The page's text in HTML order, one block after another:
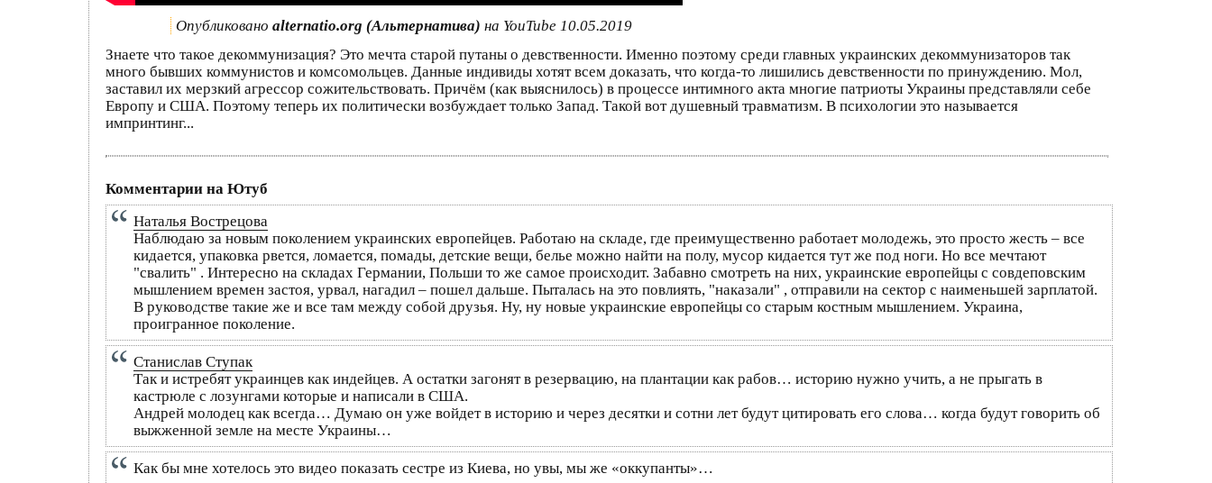
Опубликовано alternatio.org (Альтернатива) на YouTube 10.05.2019
Знаете что такое декоммунизация? Это мечта старой путаны о девственности. Именно поэтому среди главных украинских декоммунизаторов так
много бывших коммунистов и комсомольцев. Данные индивиды хотят всем доказать, что когда-то лишились девственности по принуждению. Мол,
заставил их мерзкий агрессор сожительствовать. Причём (как выяснилось) в процессе интимного акта многие патриоты Украины представляли себе
Европу и США. Поэтому теперь их политически возбуждает только Запад. Такой вот душевный травматизм. В психологии это называется
импринтинг...
Комментарии на Ютуб
Наталья Вострецова
Наблюдаю за новым поколением украинских европейцев. Работаю на складе, где преимущественно работает молодежь, это просто жесть – все
кидается, упаковка рвется, ломается, помады, детские вещи, белье можно найти на полу, мусор кидается тут же под ноги. Но все мечтают
"свалить" . Интересно на складах Германии, Польши то же самое происходит. Забавно смотреть на них, украинские европейцы с совдеповским
мышлением времен застоя, урвал, нагадил – пошел дальше. Пыталась на это повлиять, "наказали" , отправили на сектор с наименьшей зарплатой.
В руководстве такие же и все там между собой друзья. Ну, ну новые украинские европейцы со старым костным мышлением. Украина,
проигранное поколение.
Станислав Ступак
Так и истребят украинцев как индейцев. А остатки загонят в резервацию, на плантации как рабов… историю нужно учить, а не прыгать в
кастрюле с лозунгами которые и написали в США.
Андрей молодец как всегда… Думаю он уже войдет в историю и через десятки и сотни лет будут цитировать его слова… когда будут говорить об
выжженной земле на месте Украины…
Как бы мне хотелось это видео показать сестре из Киева, но увы, мы же «оккупанты»…